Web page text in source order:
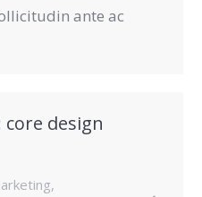
ante ac
design
,